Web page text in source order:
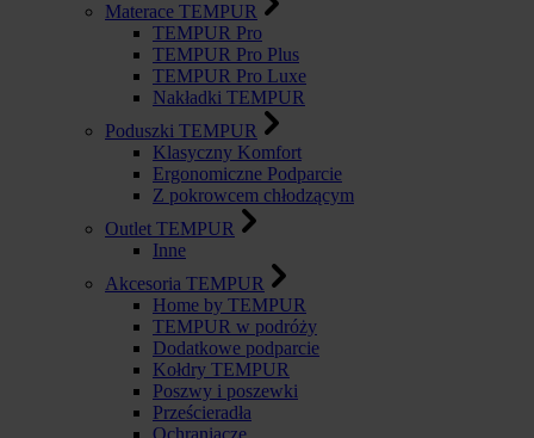
Materace TEMPUR
TEMPUR Pro
TEMPUR Pro Plus
TEMPUR Pro Luxe
Nakładki TEMPUR
Poduszki TEMPUR
Klasyczny Komfort
Ergonomiczne Podparcie
Z pokrowcem chłodzącym
Outlet TEMPUR
Inne
Akcesoria TEMPUR
Home by TEMPUR
TEMPUR w podróży
Dodatkowe podparcie
Kołdry TEMPUR
Poszwy i poszewki
Prześcieradła
Ochraniacze